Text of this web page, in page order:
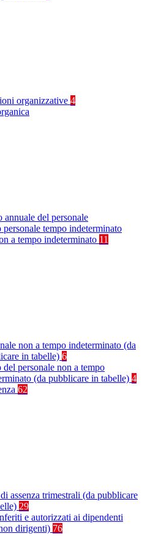
organizzative 4
annuale del personale
personale tempo indeterminato
a tempo indeterminato 11
non a tempo indeterminato (da
in tabelle) 6
del personale non a tempo
(da pubblicare in tabelle) 4
62
assenza trimestrali (da pubblicare
29
e autorizzati ai dipendenti
dirigenti) 76